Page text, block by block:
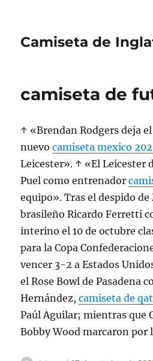
Camiseta de
camiseta de
↑ «Brendan Rodgers deja
nuevocamiseta mexico
Leicester». ↑ «El Leicester
Puel como entrenador
equipo». Tras el despido
brasileño Ricardo Ferretti
interino el 10 de octubre
para la Copa
vencer 3-2 a Estados
el Rose Bowl de Pasadena
Hernández,camiseta de
Paúl Aguilar; mientras que
Bobby Wood marcaron por